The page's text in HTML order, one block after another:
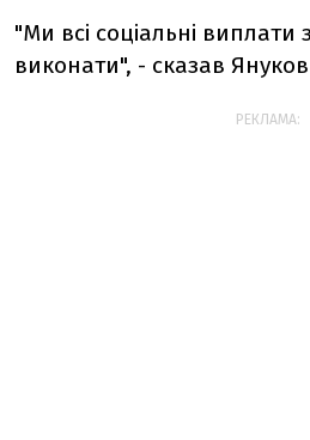
"Ми всі соціальні виплати
виконати", - сказав
РЕКЛАМА: